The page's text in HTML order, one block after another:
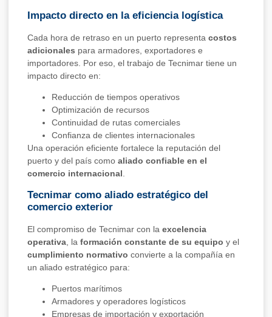
Impacto directo en la eficiencia logística
Cada hora de retraso en un puerto representa costos
adicionales para armadores, exportadores e
importadores. Por eso, el trabajo de Tecnimar tiene un
impacto directo en:
Reducción de tiempos operativos
Optimización de recursos
Continuidad de rutas comerciales
Confianza de clientes internacionales
Una operación eficiente fortalece la reputación del
puerto y del país como aliado confiable en el
comercio internacional.
Tecnimar como aliado estratégico del
comercio exterior
El compromiso de Tecnimar con la excelencia
operativa , la formación constante de su equipo y el
cumplimiento normativo convierte a la compañía en
un aliado estratégico para:
Puertos marítimos
Armadores y operadores logísticos
Empresas de importación y exportación